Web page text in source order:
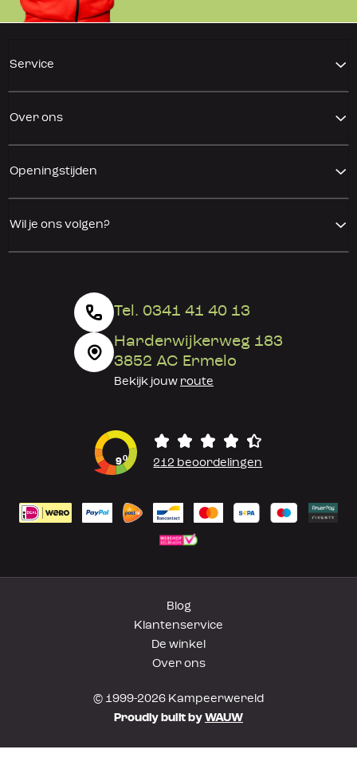
Service
Over ons
Openingstijden
Wil je ons volgen?
Tel. 0341 41 40 13
Harderwijkerweg 183
3852 AC Ermelo
Bekijk jouw route
90 212 beoordelingen
Blog
Klantenservice
De winkel
Over ons
© 1999-2026 Kampeerwereld
Proudly built by WAUW